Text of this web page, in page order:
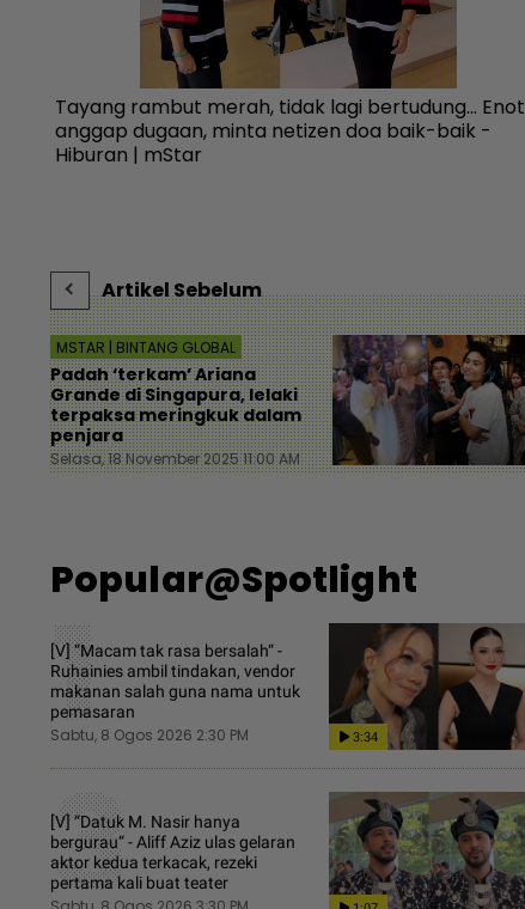
Tayang rambut merah, tidak lagi bertudung... Enot
anggap dugaan, minta netizen doa baik-baik -
Hiburan | mStar
Artikel Sebelum
MSTAR | BINTANG GLOBAL
Padah ‘terkam’ Ariana
Grande di Singapura, lelaki
terpaksa meringkuk dalam
penjara
Selasa, 18 November 2025 11:00 AM
Popular@Spotlight
1
[V] “Macam tak rasa bersalah“ -
Ruhainies ambil tindakan, vendor
makanan salah guna nama untuk
pemasaran
Sabtu, 8 Ogos 2026 2:30 PM 3:34
3
[V] “Datuk M. Nasir hanya
bergurau“ - Aliff Aziz ulas gelaran
aktor kedua terkacak, rezeki
pertama kali buat teater